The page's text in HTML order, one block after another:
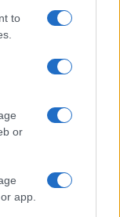
to
or
app.
E DEI